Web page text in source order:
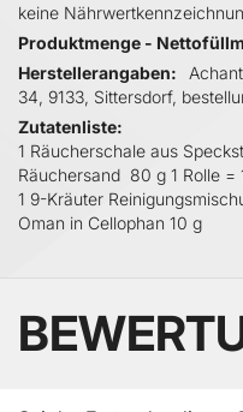
keine
Produktmenge -
Herstellerangaben
34, 9133, Sittersdorf,
Zutatenliste
1 Räucherschale aus
Räuchersand 80 g 1 Rolle =
1 9-Kräuter
Oman in Cellophan 10 g